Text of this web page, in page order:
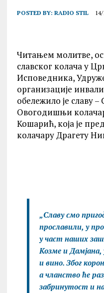
POSTED BY: RADIO STIL
Читањем молитве,
славског колача у
Исповедника,
организације
обележило је славу –
Овогодишњи
Кошарић, која је
колачару Драгету
„Славу смо
прославили, у
у част наших
Козме и Дамјана,
и вино. Због
а чланство ће
забринутост и